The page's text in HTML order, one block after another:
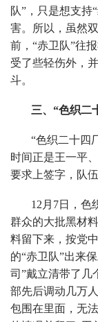
队”，只是想支持
害。所以，虽然
前，“赤卫队”往
受了些轻伤外，
斗。
三、“色织二
“色织二十四
时间正是王一平
要求上签字，队
12月7日，色
群众的大批黑材
料留下来，按党
的“赤卫队”出来
司”戴立清带了几
部先后调动几万
包围在里面，无